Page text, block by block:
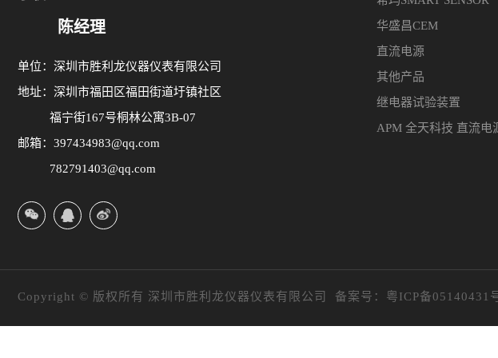
陈经理
单位：深圳市胜利龙仪器仪表有限公司
地址：深圳市福田区福田街道圩镇社区
福宁街167号桐林公寓3B-07
邮箱：397434983@qq.com
782791403@qq.com
华盛昌CEM
直流电源
其他产品
继电器试验装置
APM 全天科技 直流电
Copyright © 版权所有 深圳市胜利龙仪器仪表有限公司 备案号： 粤ICP备05140431